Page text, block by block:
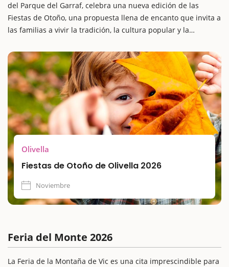
del Parque del Garraf, celebra una nueva edición de las
Fiestas de Otoño, una propuesta llena de encanto que invita a
las familias a vivir la tradición, la cultura popular y la
Una fiesta pensada para grandes y pequeños, con actividades
que van desde pasacalles con diablos hasta espectáculos
infantiles y vermuts electrónicos. ¡Perfecto para una escapada
con niños!
Olivella
Fiestas de Otoño de Olivella 2026
Noviembre
Feria del Monte 2026
La Feria de la Montaña de Vic es una cita imprescindible para